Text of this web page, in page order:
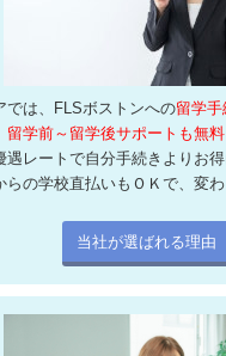
では、FLSボストンへの留学手
留学前～留学後サポートも無料
遇レートで自分手続きよりお
らの学校直払いもＯＫで、変
当社が選ばれる理由